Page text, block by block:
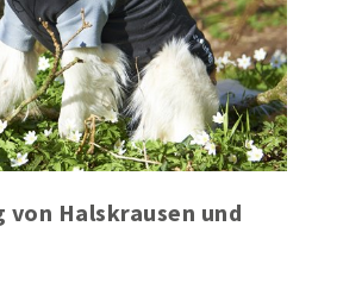
Halskrausen und